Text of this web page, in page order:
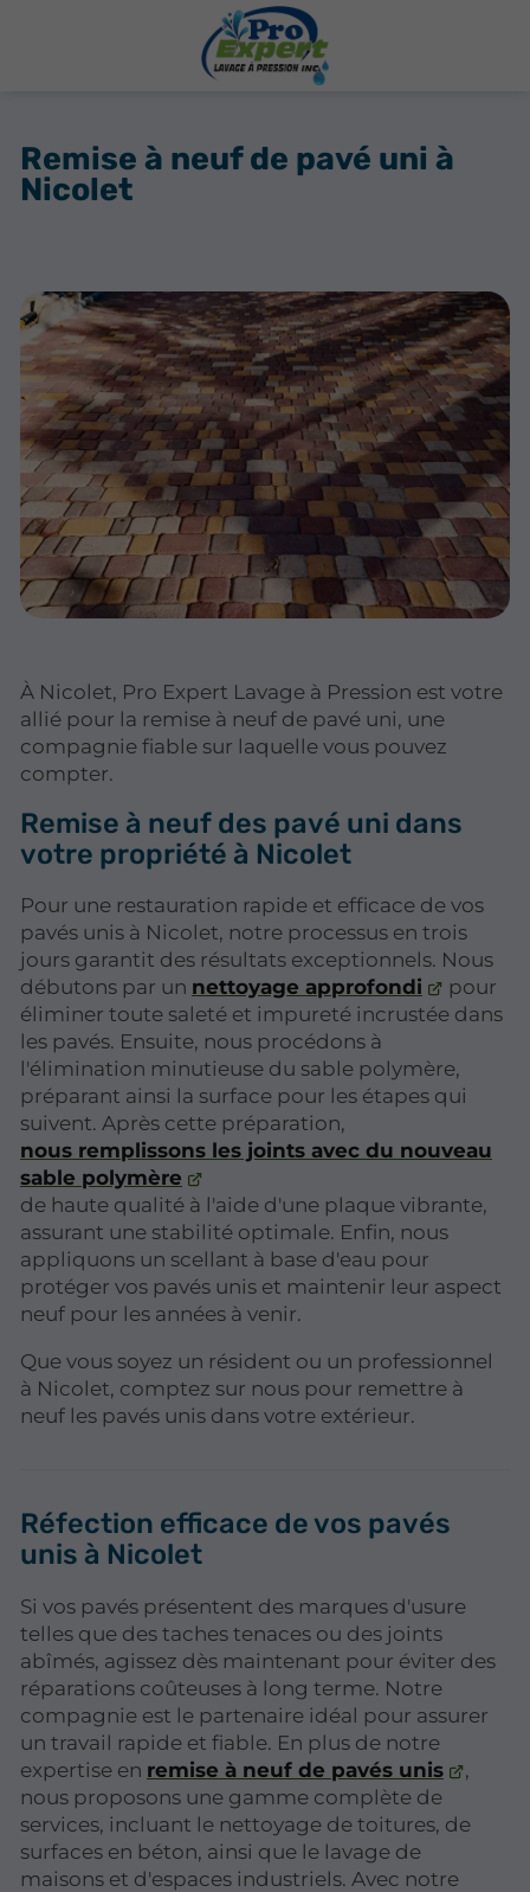
Remise à neuf de pavé uni à
Nicolet
À Nicolet, Pro Expert Lavage à Pression est votre
allié pour la remise à neuf de pavé uni, une
compagnie fiable sur laquelle vous pouvez
compter.
Remise à neuf des pavé uni dans
votre propriété à Nicolet
Pour une restauration rapide et efficace de vos
pavés unis à Nicolet, notre processus en trois
jours garantit des résultats exceptionnels. Nous
débutons par un nettoyage approfondi
pour
éliminer toute saleté et impureté incrustée dans
les pavés. Ensuite, nous procédons à
l'élimination minutieuse du sable polymère,
préparant ainsi la surface pour les étapes qui
suivent. Après cette préparation,
nous remplissons les joints avec du nouveau
sable polymère
de haute qualité à l'aide d'une plaque vibrante,
assurant une stabilité optimale. Enfin, nous
appliquons un scellant à base d'eau pour
protéger vos pavés unis et maintenir leur aspect
neuf pour les années à venir.
Que vous soyez un résident ou un professionnel
à Nicolet, comptez sur nous pour remettre à
neuf les pavés unis dans votre extérieur.
Réfection efficace de vos pavés
unis à Nicolet
Si vos pavés présentent des marques d'usure
telles que des taches tenaces ou des joints
abîmés, agissez dès maintenant pour éviter des
réparations coûteuses à long terme. Notre
compagnie est le partenaire idéal pour assurer
un travail rapide et fiable. En plus de notre
expertise en remise à neuf de pavés unis
,
nous proposons une gamme complète de
services, incluant le nettoyage de toitures, de
surfaces en béton, ainsi que le lavage de
maisons et d'espaces industriels. Avec notre